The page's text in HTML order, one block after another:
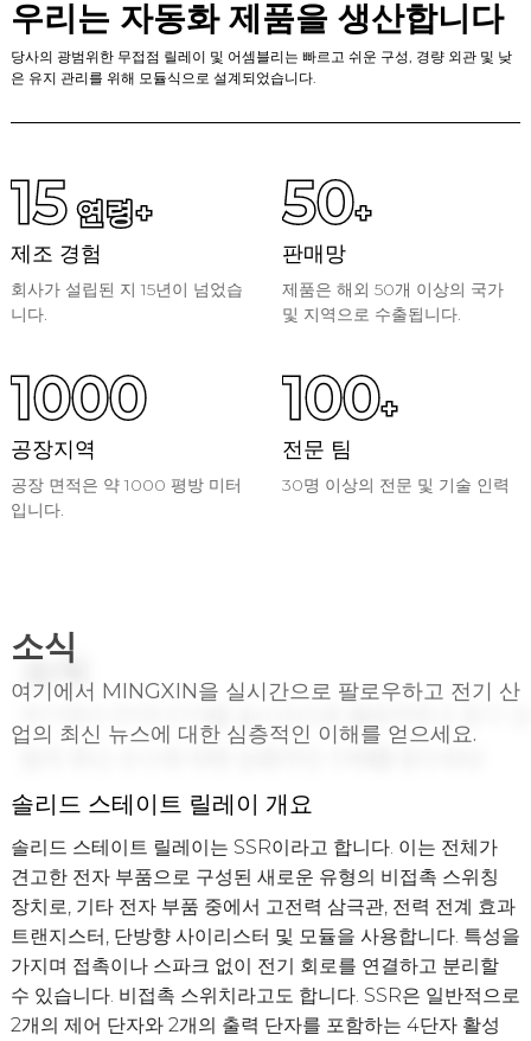
우리는 자동화 제품을 생산합니다
당사의 광범위한 무접점 릴레이 및 어셈블리는 빠르고 쉬운 구성, 경량 외관 및 낮
은 유지 관리를 위해 모듈식으로 설계되었습니다.
15 연령+
제조 경험
회사가 설립된 지 15년이 넘었습
니다.
50+
판매망
제품은 해외 50개 이상의 국가
및 지역으로 수출됩니다.
1000
공장지역
공장 면적은 약 1000 평방 미터
입니다.
100+
전문 팀
30명 이상의 전문 및 기술 인력
소식
여기에서 MINGXIN을 실시간으로 팔로우하고 전기 산
업의 최신 뉴스에 대한 심층적인 이해를 얻으세요.
솔리드 스테이트 릴레이의 특성
무접점 계전기는 신뢰성이 높습니다. SSR 내부에는 기계 부
품이 없으며 구조는 포팅된 완전 밀폐형 구조를 채택합니다.
따라서 SSR은 내진동성, 내습성, 내식성, 긴 수명 및 안정적인
작동 특성을 가지고 있습니다. 무접점 계전기는 소음이 적습
니다. AC SSR은 모두 제로 크로싱 트리거 기술을 사용하므로
라인에서 dv/dt 및 di/dt를 효과적으로 줄일 수 있습니다. 무
접점 계전기는 스위칭 속도가 빠릅니다. SSR 스위칭 속도는
솔리드 스테이트 릴레이 개요
솔리드 스테이트 릴레이는 SSR이라고 합니다. 이는 전체가
견고한 전자 부품으로 구성된 새로운 유형의 비접촉 스위칭
장치로, 기타 전자 부품 중에서 고전력 삼극관, 전력 전계 효과
트랜지스터, 단방향 사이리스터 및 모듈을 사용합니다. 특성을
가지며 접촉이나 스파크 없이 전기 회로를 연결하고 분리할
수 있습니다. 비접촉 스위치라고도 합니다. SSR은 일반적으로
2개의 제어 단자와 2개의 출력 단자를 포함하는 4단자 활성
솔리드 스테이트 릴레이의 기본 특성
입력 신호는 컴퓨터 터미널 및 디지털 논리 회로와 호환됩니
다.
입력 회로와 출력 회로 사이에는 광학 절연이 있으며 절연 내
전압은 2500V입니다.
제로 크로싱 트리거와 랜덤 트리거의 두 가지 사양이 있습니
다.
솔리드 스테이트 릴레이 오류 원인 및 해결 방법
1. 솔리드 스테이트 릴레이 코일의 일부 고장 원인:
1. 코일이 자주 분리되는 이유: 무접점 계전기를 청소하기 위해
초음파를 사용하는지 여부 또는 코일에 과전압이 추가되어 코
일이 분리될 수 있는지 여부.
2. 코일 공급 전력 부족의 원인: 먼저 무접점 릴레이 코일의 전
압을 확인해야 합니다. 코일에 공급되는 전압이 작동 전압보
다 낮을 경우 접점이 작동하지 않습니다.
솔리드 스테이트 릴레이의 응용
SSR 시리즈 무접점 계전기는 난연성 엔지니어링 플라스틱 쉘
로 만들어지고 에폭시 수지로 밀봉되었으며 패턴화된 단자로
배선되어 있습니다. 이 계전기는 높은 구조적 강도, 강력한 내
충격성, 강한 진동 저항, 작은 입력 구동 전류를 가지며 쉽게 인
터페이스할 수 있습니다. 컴퓨터 터미널 및 디지털 제어 회로
를 사용하여 석유화학 장비, 제약 기계, 식품 기계, 포장 기계,
섬유 기계, 플라스틱 기계, CNC 공작 기계, 엔터테인먼트 시설
솔리드 스테이트 릴레이의 특성
무접점 계전기는 신뢰성이 높습니다. SSR 내부에는 기계 부
품이 없으며 구조는 포팅된 완전 밀폐형 구조를 채택합니다.
따라서 SSR은 내진동성, 내습성, 내식성, 긴 수명 및 안정적인
작동 특성을 가지고 있습니다. 무접점 계전기는 소음이 적습
니다. AC SSR은 모두 제로 크로싱 트리거 기술을 사용하므로
라인에서 dv/dt 및 di/dt를 효과적으로 줄일 수 있습니다. 무
접점 계전기는 스위칭 속도가 빠릅니다. SSR 스위칭 속도는
솔리드 스테이트 릴레이 개요
솔리드 스테이트 릴레이는 SSR이라고 합니다. 이는 전체가
견고한 전자 부품으로 구성된 새로운 유형의 비접촉 스위칭
장치로, 기타 전자 부품 중에서 고전력 삼극관, 전력 전계 효과
트랜지스터, 단방향 사이리스터 및 모듈을 사용합니다. 특성을
가지며 접촉이나 스파크 없이 전기 회로를 연결하고 분리할
수 있습니다. 비접촉 스위치라고도 합니다. SSR은 일반적으로
2개의 제어 단자와 2개의 출력 단자를 포함하는 4단자 활성